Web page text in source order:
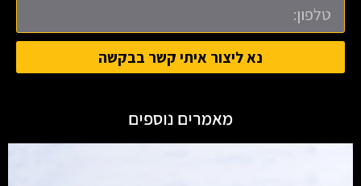
נא ליצור איתי קשר בבקשה
מאמרים נוספים